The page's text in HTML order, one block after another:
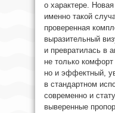
о характере.
именно такой
проверенная
выразительный
и превратилась в
не только комфорт
но и эффектный,
в стандартном
современно и
выверенные